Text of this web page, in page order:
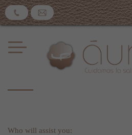
Who will assist you: